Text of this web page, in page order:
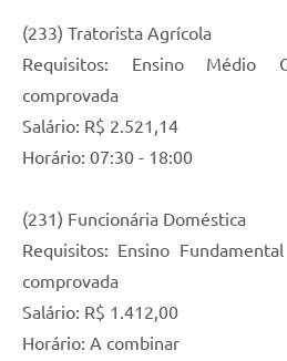
(233) Tratorista Agrícola
Requisitos: Ensino Médio
comprovada
Salário: R$ 2.521,14
Horário: 07:30 - 18:00
(231) Funcionária Doméstica
Requisitos: Ensino
comprovada
Salário: R$ 1.412,00
Horário: A combinar